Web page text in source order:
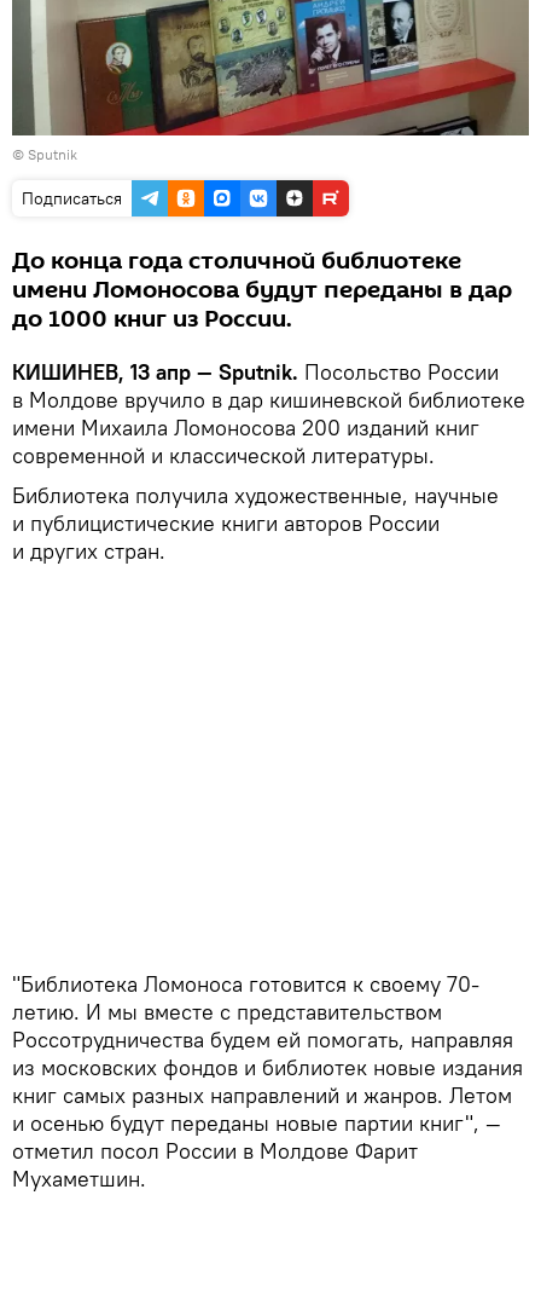
© Sputnik
Подписаться
До конца года столичной библиотеке
имени Ломоносова будут переданы в дар
до 1000 книг из России.
КИШИНЕВ, 13 апр — Sputnik. Посольство России
в Молдове вручило в дар кишиневской библиотеке
имени Михаила Ломоносова 200 изданий книг
современной и классической литературы.
Библиотека получила художественные, научные
и публицистические книги авторов России
и других стран.
"Библиотека Ломоноса готовится к своему 70-
летию. И мы вместе с представительством
Россотрудничества будем ей помогать, направляя
из московских фондов и библиотек новые издания
книг самых разных направлений и жанров. Летом
и осенью будут переданы новые партии книг", —
отметил посол России в Молдове Фарит
Мухаметшин.